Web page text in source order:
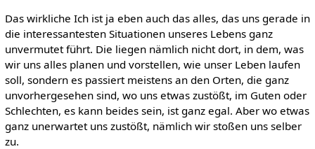
Das wirkliche Ich ist ja eben auch das alles, das uns gerade in
die interessantesten Situationen unseres Lebens ganz
unvermutet führt. Die liegen nämlich nicht dort, in dem, was
wir uns alles planen und vorstellen, wie unser Leben laufen
soll, sondern es passiert meistens an den Orten, die ganz
unvorhergesehen sind, wo uns etwas zustößt, im Guten oder
Schlechten, es kann beides sein, ist ganz egal. Aber wo etwas
ganz unerwartet uns zustößt, nämlich wir stoßen uns selber
zu.